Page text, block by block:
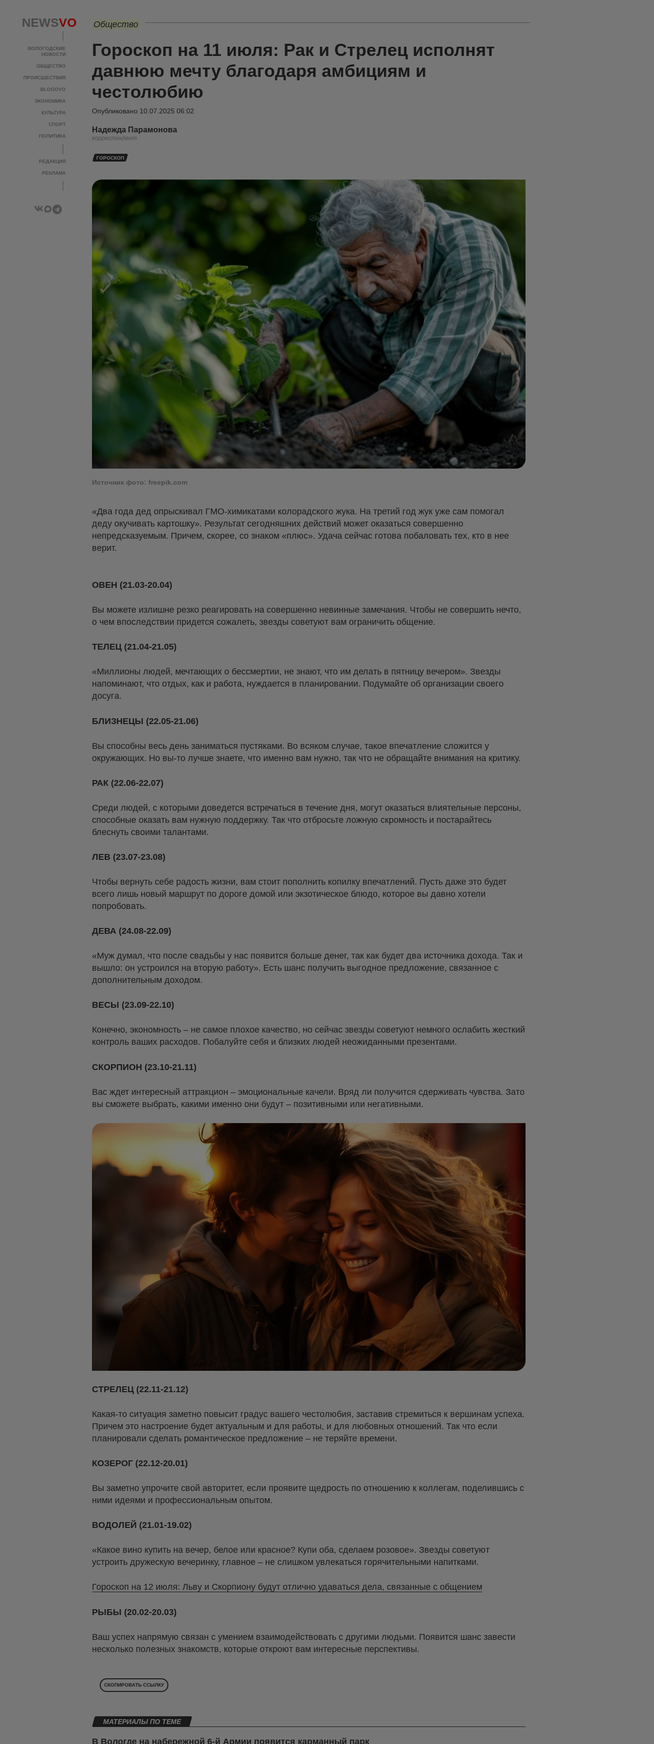
NEWSVO
ВОЛОГОДСКИЕ
НОВОСТИ
ОБЩЕСТВО
ПРОИСШЕСТВИЯ
BLOGOVO
ЭКОНОМИКА
КУЛЬТУРА
СПОРТ
ПОЛИТИКА
РЕДАКЦИЯ
РЕКЛАМА
Общество
Гороскоп на 11 июля: Рак и Стрелец исполнят
давнюю мечту благодаря амбициям и
честолюбию
Опубликовано 10.07.2025 06:02
Надежда Парамонова
корреспондент
ГОРОСКОП
Источник фото: freepik.com
«Два года дед опрыскивал ГМО-химикатами колорадского жука. На третий год жук уже сам помогал
деду окучивать картошку». Результат сегодняшних действий может оказаться совершенно
непредсказуемым. Причем, скорее, со знаком «плюс». Удача сейчас готова побаловать тех, кто в нее
верит.
ОВЕН (21.03-20.04)
Вы можете излишне резко реагировать на совершенно невинные замечания. Чтобы не совершить нечто,
о чем впоследствии придется сожалеть, звезды советуют вам ограничить общение.
ТЕЛЕЦ (21.04-21.05)
«Миллионы людей, мечтающих о бессмертии, не знают, что им делать в пятницу вечером». Звезды
напоминают, что отдых, как и работа, нуждается в планировании. Подумайте об организации своего
досуга.
БЛИЗНЕЦЫ (22.05-21.06)
Вы способны весь день заниматься пустяками. Во всяком случае, такое впечатление сложится у
окружающих. Но вы-то лучше знаете, что именно вам нужно, так что не обращайте внимания на критику.
РАК (22.06-22.07)
Среди людей, с которыми доведется встречаться в течение дня, могут оказаться влиятельные персоны,
способные оказать вам нужную поддержку. Так что отбросьте ложную скромность и постарайтесь
блеснуть своими талантами.
ЛЕВ (23.07-23.08)
Чтобы вернуть себе радость жизни, вам стоит пополнить копилку впечатлений. Пусть даже это будет
всего лишь новый маршрут по дороге домой или экзотическое блюдо, которое вы давно хотели
попробовать.
ДЕВА (24.08-22.09)
«Муж думал, что после свадьбы у нас появится больше денег, так как будет два источника дохода. Так и
вышло: он устроился на вторую работу». Есть шанс получить выгодное предложение, связанное с
дополнительным доходом.
ВЕСЫ (23.09-22.10)
Конечно, экономность – не самое плохое качество, но сейчас звезды советуют немного ослабить жесткий
контроль ваших расходов. Побалуйте себя и близких людей неожиданными презентами.
СКОРПИОН (23.10-21.11)
Вас ждет интересный аттракцион – эмоциональные качели. Вряд ли получится сдерживать чувства. Зато
вы сможете выбрать, какими именно они будут – позитивными или негативными.
СТРЕЛЕЦ (22.11-21.12)
Какая-то ситуация заметно повысит градус вашего честолюбия, заставив стремиться к вершинам успеха.
Причем это настроение будет актуальным и для работы, и для любовных отношений. Так что если
планировали сделать романтическое предложение – не теряйте времени.
КОЗЕРОГ (22.12-20.01)
Вы заметно упрочите свой авторитет, если проявите щедрость по отношению к коллегам, поделившись с
ними идеями и профессиональным опытом.
ВОДОЛЕЙ (21.01-19.02)
«Какое вино купить на вечер, белое или красное? Купи оба, сделаем розовое». Звезды советуют
устроить дружескую вечеринку, главное – не слишком увлекаться горячительными напитками.
Гороскоп на 12 июля: Льву и Скорпиону будут отлично удаваться дела, связанные с общением
РЫБЫ (20.02-20.03)
Ваш успех напрямую связан с умением взаимодействовать с другими людьми. Появится шанс завести
несколько полезных знакомств, которые откроют вам интересные перспективы.
СКОПИРОВАТЬ ССЫЛКУ
МАТЕРИАЛЫ ПО ТЕМЕ
В Вологде на набережной 6-й Армии появится карманный парк